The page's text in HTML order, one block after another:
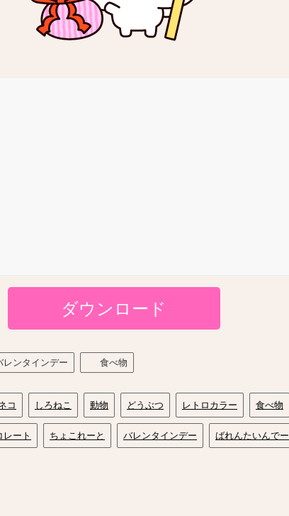
ダウンロード
レンタインデー 食べ物
コ しろねこ 動物 どうぶつ レトロカラー 食べ物
ート ちょこれーと バレンタインデー ばれんたいんでー